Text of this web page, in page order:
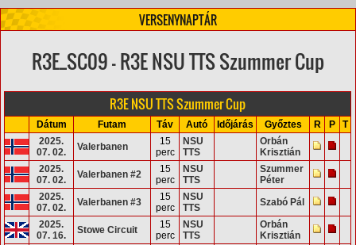
VERSENYNAPTÁR
R3E_SC09 - R3E NSU TTS Szummer Cup
R3E NSU TTS Szummer Cup
Dátum Futam Táv Autó Időjárás Győztes R P
T
2025.
07. 02.
Valerbanen
15
perc
NSU
TTS
Orbán
Krisztián
2025.
07. 02.
Valerbanen #2
15
perc
NSU
TTS
Szummer
Péter
2025.
07. 02.
Valerbanen #3
15
perc
NSU
TTS
Szabó Pál
2025.
07. 16.
Stowe Circuit
15
perc
NSU
TTS
Orbán
Krisztián